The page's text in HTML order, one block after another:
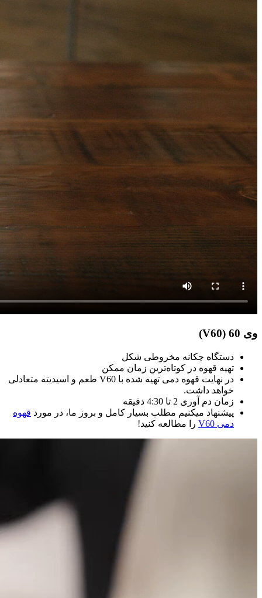
وی 60 (V60)
دستگاه چکانه مخروطی شکل
تهیه قهوه در کوتاه‌ترین زمان ممکن
در نهایت قهوه دمی تهیه شده با V60 طعم و اسیدیته متعادلی
خواهد داشت.
زمان دم آوری 2 تا 4:30 دقیقه
پیشنهاد میکنیم مطلب بسیار کامل و بروز ما، در مورد قهوه
دمی V60
را مطالعه کنید!